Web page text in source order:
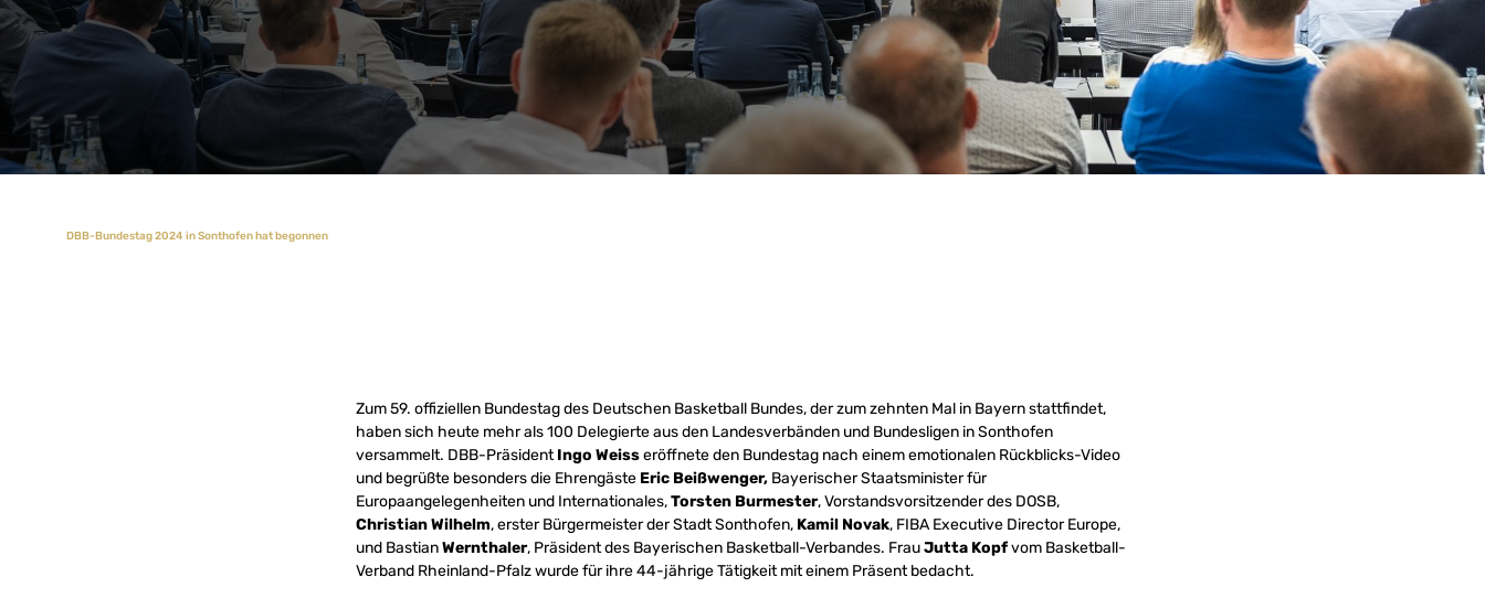
DBB-Bundestag 2024 in Sonthofen hat begonnen
Zum 59. offiziellen Bundestag des Deutschen Basketball Bundes, der zum zehnten Mal in Bayern stattfindet,
haben sich heute mehr als 100 Delegierte aus den Landesverbänden und Bundesligen in Sonthofen
versammelt. DBB-PräsidentIngo Weisseröffnete den Bundestag nach einem emotionalen Rückblicks-Video
und begrüßte besonders die Ehrengäste Eric Beißwenger, Bayerischer Staatsminister für
Europaangelegenheiten und Internationales,Torsten Burmester, Vorstandsvorsitzender des DOSB,
Christian Wilhelm, erster Bürgermeister der Stadt Sonthofen, Kamil Novak, FIBA Executive Director Europe,
und BastianWernthaler, Präsident des Bayerischen Basketball-Verbandes. FrauJutta Kopfvom Basketball-
Verband Rheinland-Pfalz wurde für ihre 44-jährige Tätigkeit mit einem Präsent bedacht.